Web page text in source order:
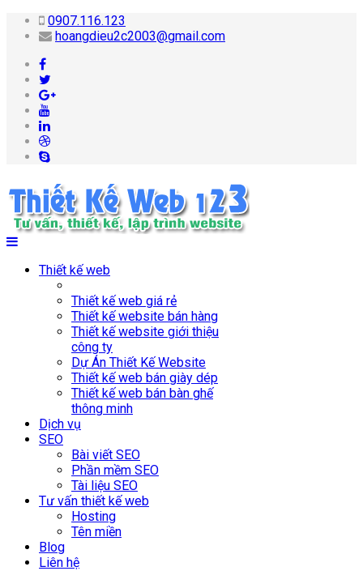
0907.116.123
hoangdieu2c2003@gmail.com
Thiết kế web
Thiết kế web giá rẻ
Thiết kế website bán hàng
Thiết kế website giới thiệu
công ty
Dự Án Thiết Kế Website
Thiết kế web bán giày dép
Thiết kế web bán bàn ghế
thông minh
Dịch vụ
SEO
Bài viết SEO
Phần mềm SEO
Tài liệu SEO
Tư vấn thiết kế web
Hosting
Tên miền
Blog
Liên hệ